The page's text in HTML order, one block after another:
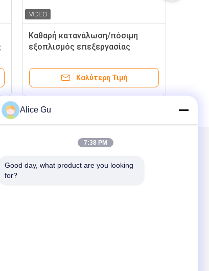
Καθαρή κατανάλωση/πόσιμη
εξοπλισμός επεξεργασίας
RO//εγκαταστάσεις/μηχανή/
σύστημα/γραμμήΚαλύτερη Τιμή
rd,
Alice Gu
7:38 PM
Good day, what product are you looking
for?